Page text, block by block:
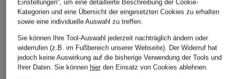
Einstellungen“, um eine detaillierte Beschreibung der Cookie-
Kategorien und eine Übersicht der eingesetzten Cookies zu erhalten
sowie eine individuelle Auswahl zu treffen.
Sie können Ihre Tool-Auswahl jederzeit nachträglich ändern oder
widerrufen (z.B. im Fußbereich unserer Webseite). Der Widerruf hat
jedoch keine Auswirkung auf die bisherige Verwendung der Tools und
Ihrer Daten. Sie können hierden Einsatz von Cookies ablehnen.